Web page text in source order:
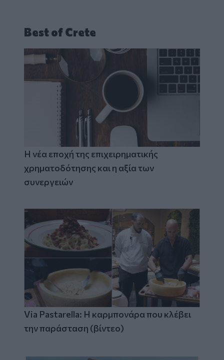
Best of Crete
Η νέα εποχή της επιχειρηματικής
χρηματοδότησης και η αξία των
συνεργειών
Via Pastarella: Η καρμπονάρα που κλέβει
την παράσταση (βίντεο)